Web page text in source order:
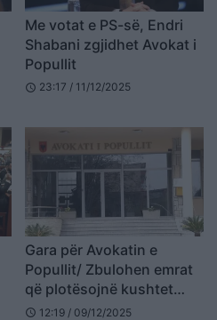
Me votat e PS-së, Endri
Shabani zgjidhet Avokat i
Popullit
schedule 23:17 / 11/12/2025
Gara për Avokatin e
Popullit/ Zbulohen emrat
që plotësojnë kushtet
ligjore, ja kush mori më
schedule 12:19 / 09/12/2025